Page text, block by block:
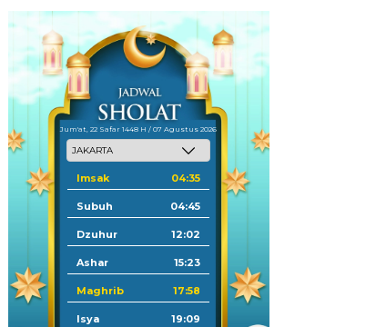
Jum'at, 22 Safar 1448 H / 07 Agustus 2026
Imsak 04:35
Subuh 04:45
Dzuhur 12:02
Ashar 15:23
Maghrib 17:58
Isya 19:09